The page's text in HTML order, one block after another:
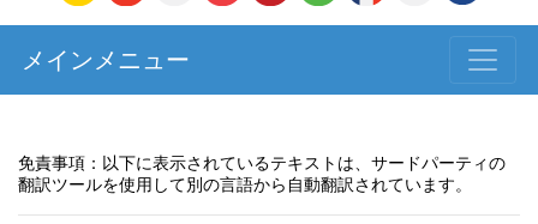
メインメニュー
免責事項：以下に表示されているテキストは、サードパーティの
翻訳ツールを使用して別の言語から自動翻訳されています。